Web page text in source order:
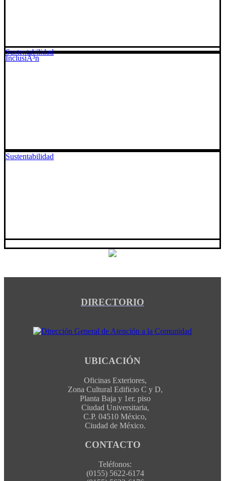
InclusiÃ³n
Sustentabilidad
Sustentabilidad
DIRECTORIO
UBICACIÓN
Oficinas Exteriores,
Zona Cultural Edificio C y D,
Planta Baja y 1er. piso
Ciudad Universitaria,
C.P. 04510 México,
Ciudad de México.
CONTACTO
Teléfonos:
(0155) 5622-6174